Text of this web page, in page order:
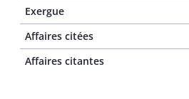
Exergue
Affaires citées
Affaires citantes